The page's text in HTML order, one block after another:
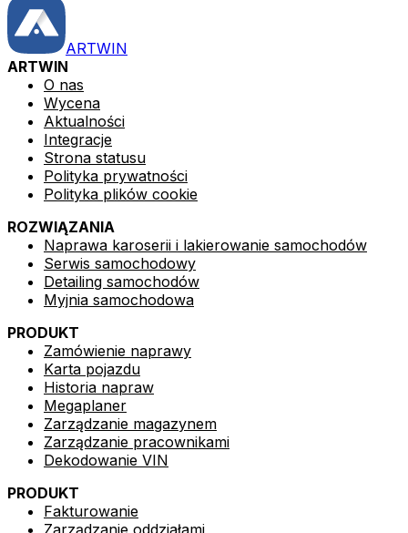
ARTWIN
ARTWIN
O nas
Wycena
Aktualności
Integracje
Strona statusu
Polityka prywatności
Polityka plików cookie
ROZWIĄZANIA
Naprawa karoserii i lakierowanie samochodów
Serwis samochodowy
Detailing samochodów
Myjnia samochodowa
PRODUKT
Zamówienie naprawy
Karta pojazdu
Historia napraw
Megaplaner
Zarządzanie magazynem
Zarządzanie pracownikami
Dekodowanie VIN
PRODUKT
Fakturowanie
Zarządzanie oddziałami